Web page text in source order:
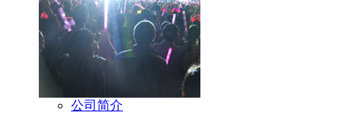
公司简介